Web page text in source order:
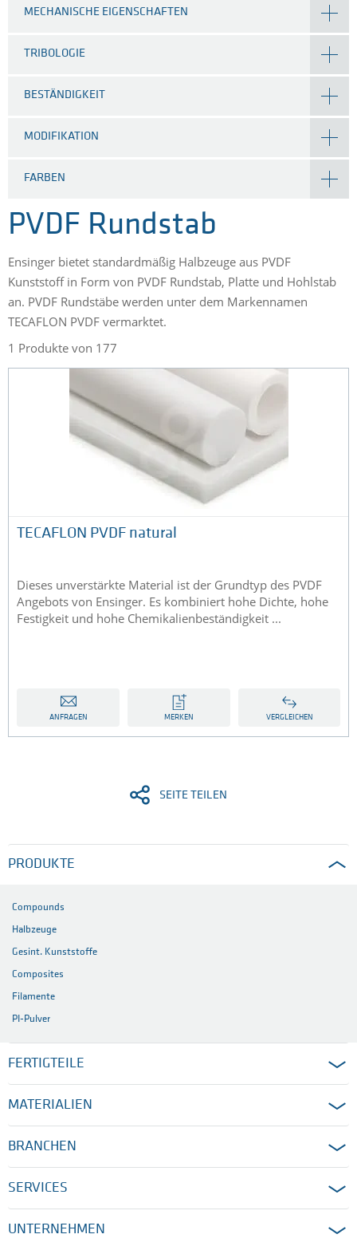
MECHANISCHE EIGENSCHAFTEN
TRIBOLOGIE
BESTÄNDIGKEIT
MODIFIKATION
FARBEN
PVDF Rundstab
Ensinger bietet standardmäßig Halbzeuge aus PVDF
Kunststoff in Form von PVDF Rundstab, Platte und Hohlstab
an. PVDF Rundstäbe werden unter dem Markennamen
TECAFLON PVDF vermarktet.
1 Produkte von 177
TECAFLON PVDF natural
Dieses unverstärkte Material ist der Grundtyp des PVDF
Angebots von Ensinger. Es kombiniert hohe Dichte, hohe
Festigkeit und hohe Chemikalienbeständigkeit ...
ANFRAGEN MERKEN VERGLEICHEN
SEITE TEILEN
PRODUKTE
Compounds
Halbzeuge
Gesint. Kunststoffe
Composites
Filamente
PI-Pulver
FERTIGTEILE
MATERIALIEN
BRANCHEN
SERVICES
UNTERNEHMEN